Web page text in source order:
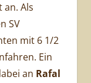
an. Als
SV
mit 6 1/2
Ein
an Rafal